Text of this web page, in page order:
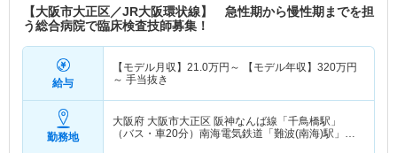
【大阪市大正区／JR大阪環状線】 急性期から慢性期までを担
う総合病院で臨床検査技師募集！
給与
【モデル月収】 21.0万円～ 【モデル年収】 320万円
～ 手当抜き
勤務地
大阪府 大阪市大正区 阪神なんば線「千鳥橋駅」
（バス・車20分）南海電気鉄道「難波(南海)駅」